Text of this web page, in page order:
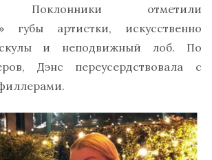
Поклонники отметили
губы артистки, искусственно
и неподвижный лоб. По
Дэнс переусердствовала с